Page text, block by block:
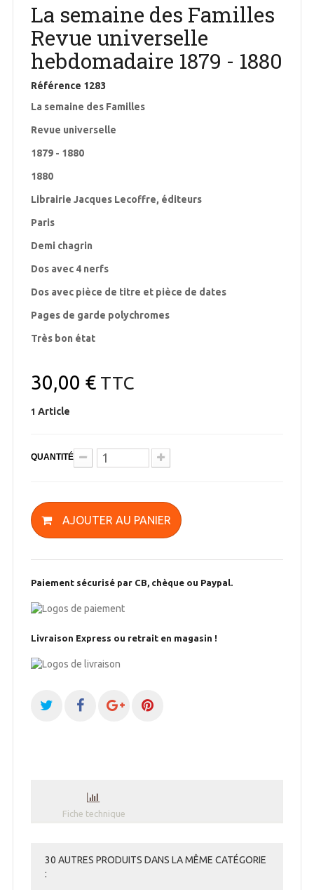
La semaine des Familles
Revue universelle
hebdomadaire 1879 - 1880
Référence 1283
La semaine des Familles
Revue universelle
1879 - 1880
1880
Librairie Jacques Lecoffre, éditeurs
Paris
Demi chagrin
Dos avec 4 nerfs
Dos avec pièce de titre et pièce de dates
Pages de garde polychromes
Très bon état
30,00 €TTC
1 Article
QUANTITÉ
AJOUTER AU PANIER
Paiement sécurisé par CB, chèque ou Paypal.
Livraison Express ou retrait en magasin !
Fiche technique
30 AUTRES PRODUITS DANS LA MÊME CATÉGORIE
: